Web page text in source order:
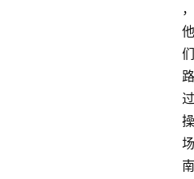
，
他
们
路
过
操
场
南